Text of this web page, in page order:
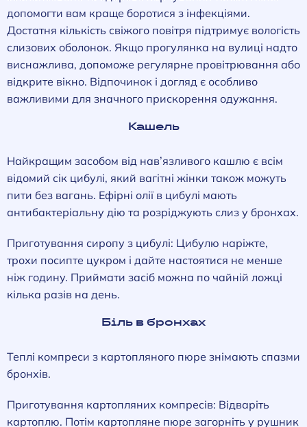
допомогти вам краще боротися з інфекціями.
Достатня кількість свіжого повітря підтримує вологість
слизових оболонок. Якщо прогулянка на вулиці надто
виснажлива, допоможе регулярне провітрювання або
відкрите вікно. Відпочинок і догляд є особливо
важливими для значного прискорення одужання.
Кашель
Найкращим засобом від нав’язливого кашлю є всім
відомий сік цибулі, який вагітні жінки також можуть
пити без вагань. Ефірні олії в цибулі мають
антибактеріальну дію та розріджують слиз у бронхах.
Приготування сиропу з цибулі: Цибулю наріжте,
трохи посипте цукром і дайте настоятися не менше
ніж годину. Приймати засіб можна по чайній ложці
кілька разів на день.
Біль в бронхах
Теплі компреси з картопляного пюре знімають спазми
бронхів.
Приготування картопляних компресів: Відваріть
картоплю. Потім картопляне пюре загорніть у рушник